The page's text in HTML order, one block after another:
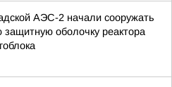
АЭС-2 начали сооружать
оболочку реактора